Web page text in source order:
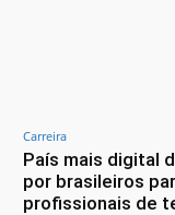
Carreira
País mais digital
por brasileiros
profissionais de